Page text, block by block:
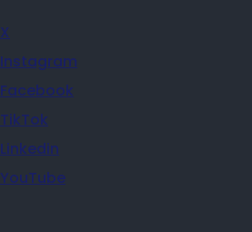
X
Instagram
Facebook
TikTok
Linkedin
YouTube